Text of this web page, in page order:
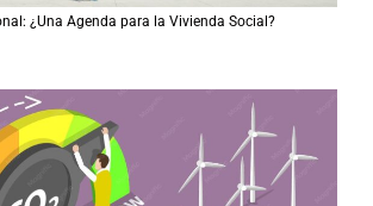
¿Una Agenda para la Vivienda Social?